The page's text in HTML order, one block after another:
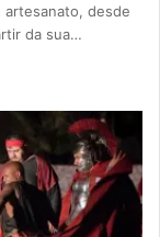
artesanato, desde
da sua…